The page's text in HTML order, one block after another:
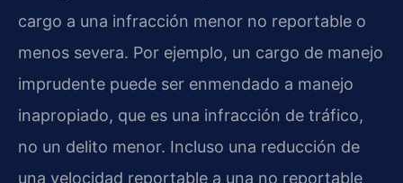
cargo a una infracción menor no reportable o
menos severa. Por ejemplo, un cargo de manejo
imprudente puede ser enmendado a manejo
inapropiado, que es una infracción de tráfico,
no un delito menor. Incluso una reducción de
una velocidad reportable a una no reportable